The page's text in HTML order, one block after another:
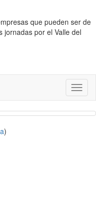
que pueden ser de
jornadas por el Valle del
)